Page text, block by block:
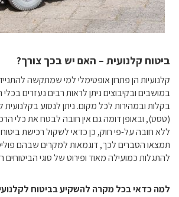
ביטוח קלנועית – האם יש בכך צורך?
קלנועיות הן פתרון אופטימלי למי שמתקשה
במושבים ובקיבוצים ניתן לראות רבים נעזרים בכלי
בקלות ובמהירות לכל מקום. ניתן לנסוע בקלנועית
(טסט), ובאופן דומה גם אין חובה לבטח את כלי
ללא חובה על-פי חוק, כן כדאי לשקול רכישת
תמצאו הסברים לכך, דוגמאות למקרים שבהם
להתגלות כמועילה מאוד ופירוט של סוגי הביטוחים
למה כדאי בכל מקרה להשקיע בביטוח